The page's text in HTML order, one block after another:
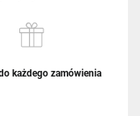
każdego zamówienia